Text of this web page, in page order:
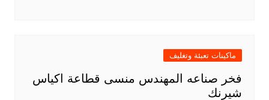
ماكينات تعبئة وتغليف
فخر صناعه المهندس منسى قطاعة اكياس
شيرنك